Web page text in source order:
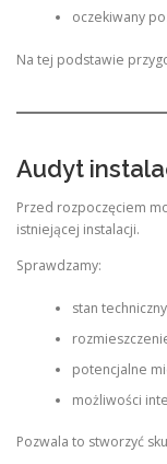
oczekiwany
Na tej podstawie
Audyt
Przed rozpoczęciem
istniejącej instalacji.
Sprawdzamy:
stan
potencjalne
możliwości
Pozwala to stworzyć